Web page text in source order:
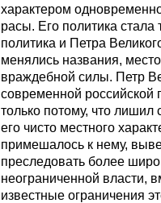
характером
расы. Его политика
политика и Петра
менялись названия,
враждебной силы. Петр
современной российской
только потому, что лишил
его чисто местного
примешалось к нему,
преследовать более
неограниченной власти,
известные ограничения